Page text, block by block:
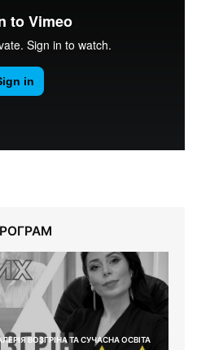
ВОЗГРІНА ТА СУЧАСНА ОСВІТА